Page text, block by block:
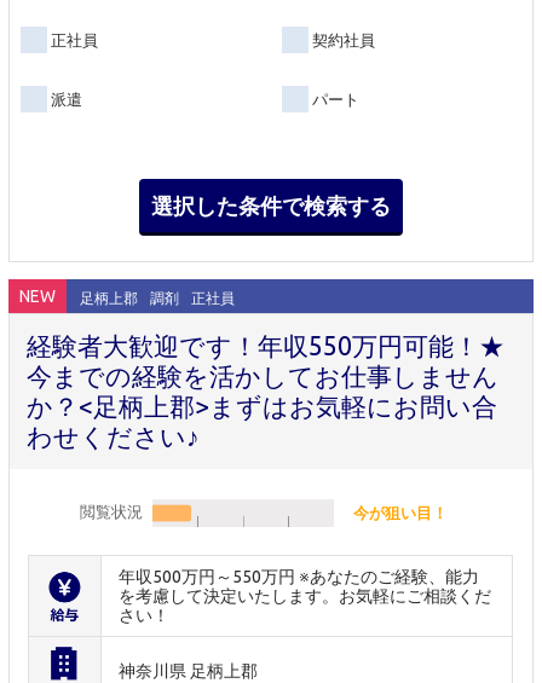
正社員 契約社員
派遣 パート
NEW 足柄上郡 調剤 正社員
経験者大歓迎です！年収550万円可能！★
今までの経験を活かしてお仕事しません
か？<足柄上郡>まずはお気軽にお問い合
わせください♪
閲覧状況 今が狙い目！
年収500万円～550万円 ※あなたのご経験、能力
を考慮して決定いたします。お気軽にご相談くだ
さい！
神奈川県 足柄上郡